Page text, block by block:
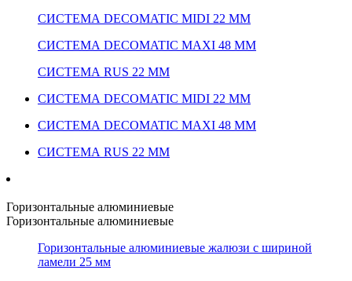
СИСТЕМА DECOMATIC MIDI 22 ММ
СИСТЕМА DECOMATIC MAXI 48 ММ
СИСТЕМА RUS 22 ММ
СИСТЕМА DECOMATIC MIDI 22 ММ
СИСТЕМА DECOMATIC MAXI 48 ММ
СИСТЕМА RUS 22 ММ
Горизонтальные алюминиевые
Горизонтальные алюминиевые
Горизонтальные алюминиевые жалюзи с шириной
ламели 25 мм